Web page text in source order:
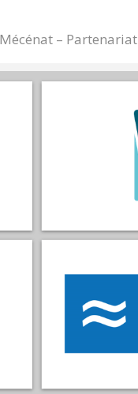
Mécénat – Partenariat